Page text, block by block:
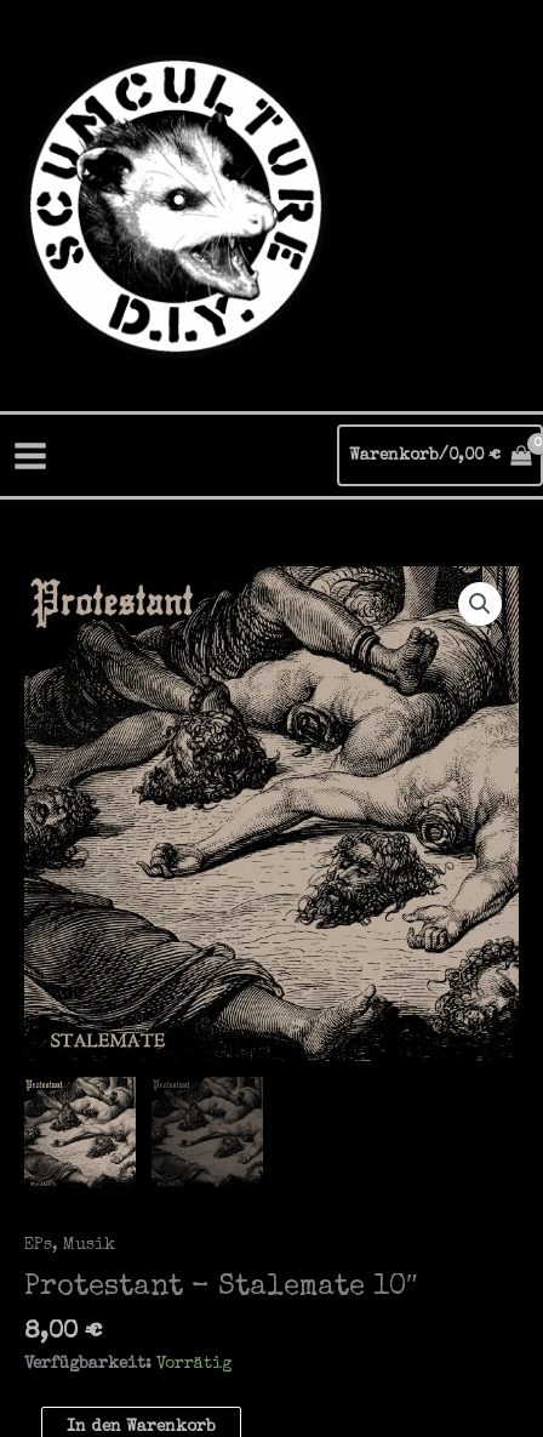
Warenkorb/0,00 €
EPs, Musik
Protestant – Stalemate 10″
8,00 €
Verfügbarkeit: Vorrätig
Protestant
In den Warenkorb